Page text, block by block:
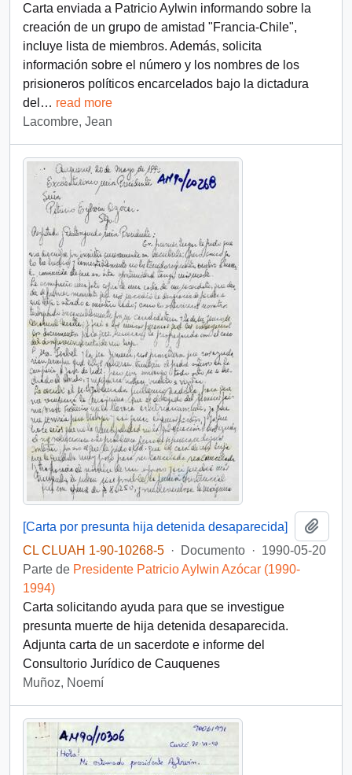
Carta enviada a Patricio Aylwin informando sobre la
creación de un grupo de amistad "Francia-Chile",
incluye lista de miembros. Además, solicita
información sobre el número y los nombres de los
prisioneros políticos encarcelados bajo la dictadura
del … read more
Lacombre, Jean
[Carta por presunta hija detenida desaparecida]
CL CLUAH 1-90-10268-5 · Documento · 1990-05-20
Parte de Presidente Patricio Aylwin Azócar (1990-
1994)
Carta solicitando ayuda para que se investigue
presunta muerte de hija detenida desaparecida.
Adjunta carta de un sacerdote e informe del
Consultorio Jurídico de Cauquenes
Muñoz, Noemí